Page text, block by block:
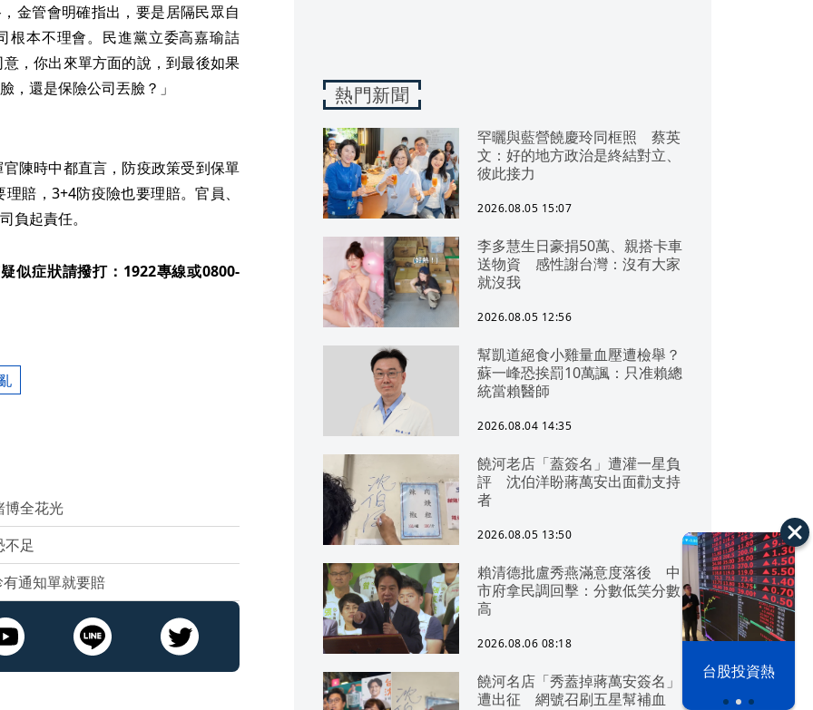
之下
台股投資熱
金管會明確指出，要是居隔民眾自
根本不理會。民進黨立委高嘉瑜詰
，你出來單方面的說，到最後如果
，還是保險公司丟臉？」
陳時中都直言，防疫政策受到保單
賠，3+4防疫險也要理賠。官員、
負起責任。
似症狀請撥打：1922專線或0800-
全花光
足
通知單就要賠
熱門新聞
罕曬與藍營饒慶玲同框照 蔡英
文：好的地方政治是終結對立、
彼此接力
2026.08.05 15:07
李多慧生日豪捐50萬、親搭卡車
送物資 感性謝台灣：沒有大家
就沒我
2026.08.05 12:56
幫凱道絕食小雞量血壓遭檢舉？
蘇一峰恐挨罰10萬諷：只准賴總
統當賴醫師
2026.08.04 14:35
饒河老店「蓋簽名」遭灌一星負
評 沈伯洋盼蔣萬安出面勸支持
者
2026.08.05 13:50
賴清德批盧秀燕滿意度落後 中
市府拿民調回擊：分數低笑分數
高
2026.08.06 08:18
饒河名店「秀蓋掉蔣萬安簽名」
遭出征 網號召刷五星幫補血